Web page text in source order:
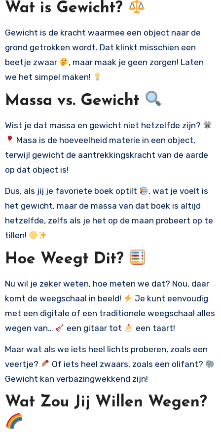
Wat is Gewicht?
Gewicht is de kracht waarmee een object naar de
grond getrokken wordt. Dat klinkt misschien een
beetje zwaar
, maar maak je geen zorgen! Laten
we het simpel maken!
Massa vs. Gewicht
Wist je dat massa en gewicht niet hetzelfde zijn?
Masa is de hoeveelheid materie in een object,
terwijl gewicht de aantrekkingskracht van de aarde
op dat object is!
Dus, als jij je favoriete boek optilt
, wat je voelt is
het gewicht, maar de massa van dat boek is altijd
hetzelfde, zelfs als je het op de maan probeert op te
tillen!
Hoe Weegt Dit?
Nu wil je zeker weten, hoe meten we dat? Nou, daar
komt de weegschaal in beeld!
Je kunt eenvoudig
met een digitale of een traditionele weegschaal alles
wegen van…
een gitaar tot een taart!
Maar wat als we iets heel lichts proberen, zoals een
veertje?
Of iets heel zwaars, zoals een olifant?
Gewicht kan verbazingwekkend zijn!
Wat Zou Jij Willen Wegen?